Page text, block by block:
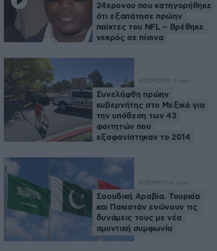
24χρονου που κατηγορήθηκε
ότι εξαπάτησε πρώην
παίκτες του NFL – Βρέθηκε
νεκρός σε πίσινα
ΚΟΣΜΟΣ35 λ. πριν
Συνελήφθη πρώην
κυβερνήτης στο Μεξικό για
την υπόθεση των 43
φοιτητών που
εξαφανίστηκαν το 2014
ΚΟΣΜΟΣ 1 ω. πριν
Σαουδική Αραβία, Τουρκία
και Πακιστάν ενώνουν τις
δυνάμεις τους με νέα
αμυντική συμφωνία